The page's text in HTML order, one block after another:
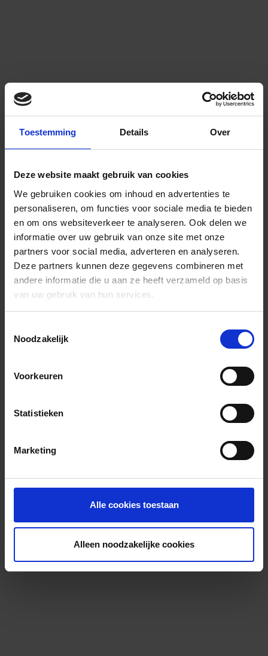
Toestemming Details Over
Deze website maakt gebruik van cookies
We gebruiken cookies om inhoud en advertenties te
personaliseren, om functies voor sociale media te bieden
en om ons websiteverkeer te analyseren. Ook delen we
informatie over uw gebruik van onze site met onze
partners voor social media, adverteren en analyseren.
Deze partners kunnen deze gegevens combineren met
andere informatie die u aan ze heeft verzameld op basis
van uw gebruik van hun services.
Noodzakelijk
Voorkeuren
Statistieken
Marketing
Alle cookies toestaan
Alleen noodzakelijke cookies